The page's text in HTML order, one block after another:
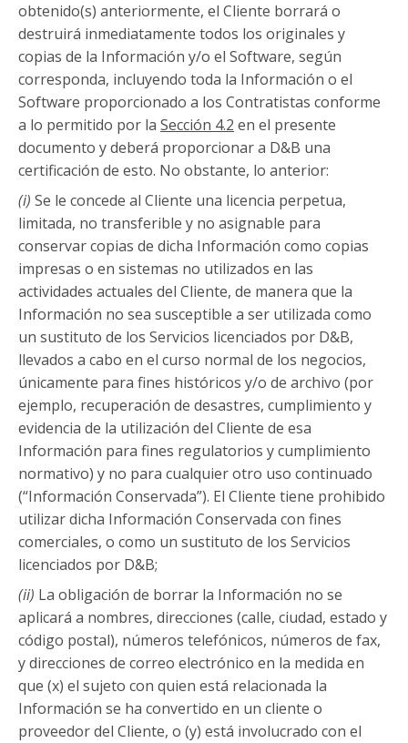
obtenido(s) anteriormente, el Cliente borrará o
destruirá inmediatamente todos los originales y
copias de la Información y/o el Software, según
corresponda, incluyendo toda la Información o el
Software proporcionado a los Contratistas conforme
a lo permitido por la Sección 4.2 en el presente
documento y deberá proporcionar a D&B una
certificación de esto. No obstante, lo anterior:
(i) Se le concede al Cliente una licencia perpetua,
limitada, no transferible y no asignable para
conservar copias de dicha Información como copias
impresas o en sistemas no utilizados en las
actividades actuales del Cliente, de manera que la
Información no sea susceptible a ser utilizada como
un sustituto de los Servicios licenciados por D&B,
llevados a cabo en el curso normal de los negocios,
únicamente para fines históricos y/o de archivo (por
ejemplo, recuperación de desastres, cumplimiento y
evidencia de la utilización del Cliente de esa
Información para fines regulatorios y cumplimiento
normativo) y no para cualquier otro uso continuado
(“Información Conservada”). El Cliente tiene prohibido
utilizar dicha Información Conservada con fines
comerciales, o como un sustituto de los Servicios
licenciados por D&B;
(ii) La obligación de borrar la Información no se
aplicará a nombres, direcciones (calle, ciudad, estado y
código postal), números telefónicos, números de fax,
y direcciones de correo electrónico en la medida en
que (x) el sujeto con quien está relacionada la
Información se ha convertido en un cliente o
proveedor del Cliente, o (y) está involucrado con el